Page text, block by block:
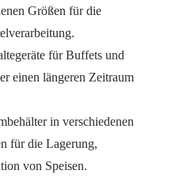
Größen für die
für Buffets und
einen längeren Zeitraum
in verschiedenen
für die Lagerung,
von Speisen.